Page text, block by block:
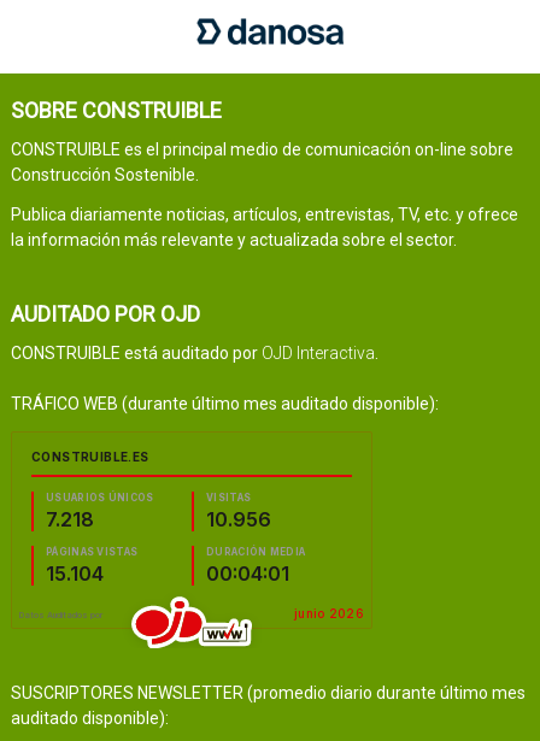
SOBRE CONSTRUIBLE
CONSTRUIBLE es el principal medio de comunicación on-line sobre
Construcción Sostenible.
Publica diariamente noticias, artículos, entrevistas, TV, etc. y ofrece
la información más relevante y actualizada sobre el sector.
AUDITADO POR OJD
CONSTRUIBLE está auditado por OJD Interactiva
TRÁFICO WEB (durante último mes auditado disponible):
SUSCRIPTORES NEWSLETTER (promedio diario durante último mes
auditado disponible):